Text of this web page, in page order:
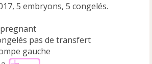
5 embryons, 5 congelés.
pas de transfert
gauche